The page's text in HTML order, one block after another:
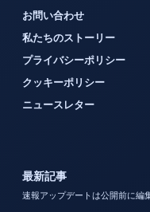
お問い合わせ
私たちのストーリー
プライバシーポリシー
クッキーポリシー
ニュースレター
最新記事
速報アップデートは公開前に編